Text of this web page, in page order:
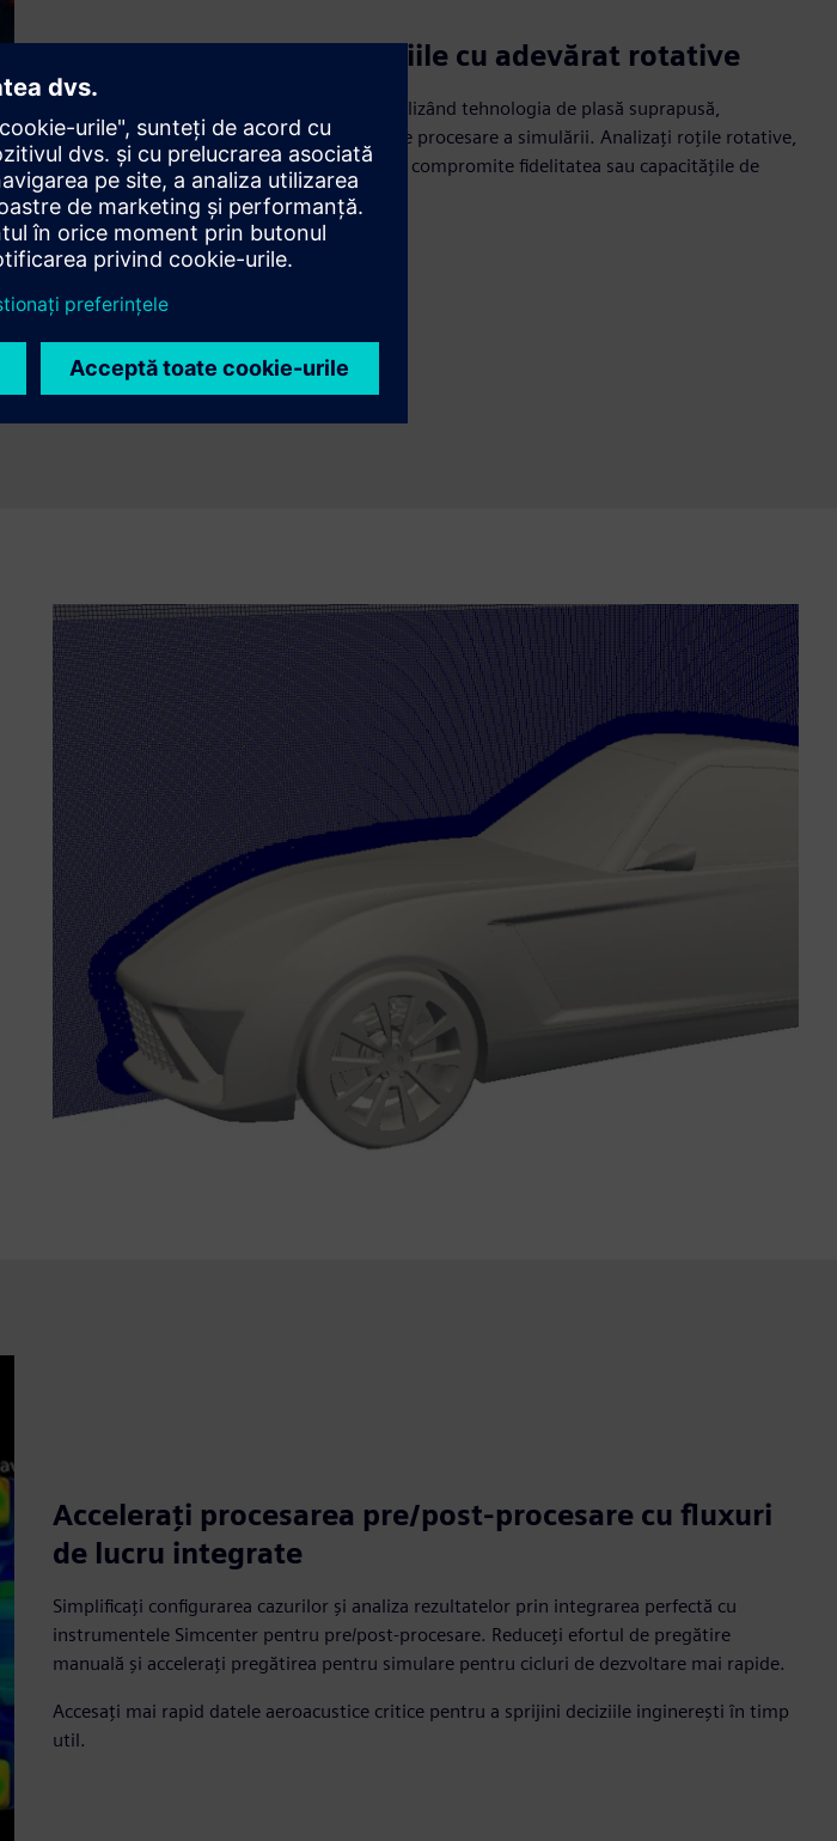
Simulați eficient geometriile cu adevărat rotative
Modelați componente complet rotative utilizând tehnologia de plasă suprapusă,
menținând în același timp timpii practici de procesare a simulării. Analizați roțile rotative,
ventilatoarele sau sistemele similare fără a compromite fidelitatea sau capacitățile de
execuție peste noapte.
Accelerați procesarea pre/post-procesare cu fluxuri
de lucru integrate
Simplificați configurarea cazurilor și analiza rezultatelor prin integrarea perfectă cu
instrumentele Simcenter pentru pre/post-procesare. Reduceți efortul de pregătire
manuală și accelerați pregătirea pentru simulare pentru cicluri de dezvoltare mai rapide.
Accesați mai rapid datele aeroacustice critice pentru a sprijini deciziile inginerești în timp
util.